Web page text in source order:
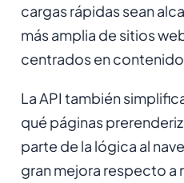
cargas rápidas sean
más amplia de sitios
centrados en contenido.
La API también
qué páginas
parte de la lógica al
gran mejora respecto